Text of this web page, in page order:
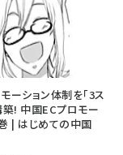
ーション体制を「3ス
築! 中国ECプロモー
| はじめての中国